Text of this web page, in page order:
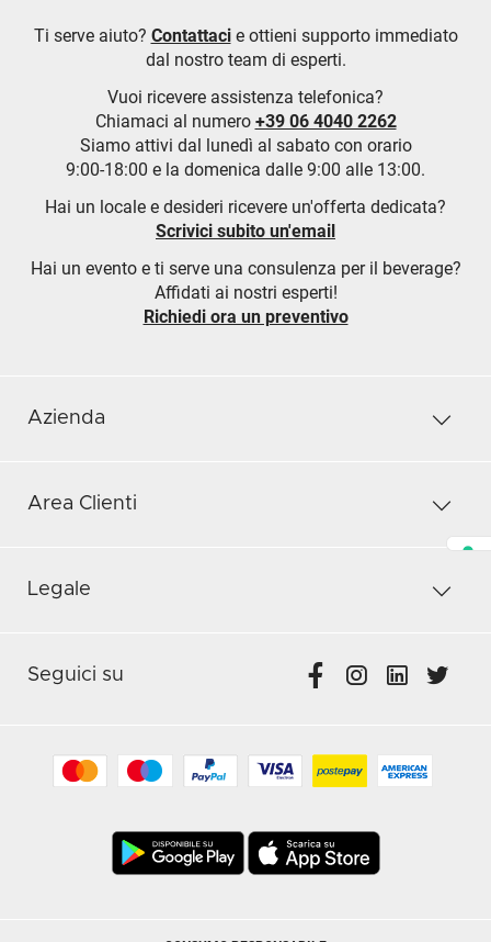
Ti serve aiuto? Contattacie ottieni supporto immediato
dal nostro team di esperti.
Vuoi ricevere assistenza telefonica?
Chiamaci al numero +39 06 4040 2262
Siamo attivi dal lunedì al sabato con orario
9:00-18:00 e la domenica dalle 9:00 alle 13:00.
Hai un locale e desideri ricevere un'offerta dedicata?
Scrivici subito un'email
Hai un evento e ti serve una consulenza per il beverage?
Affidati ai nostri esperti!
Richiedi ora un preventivo
Azienda
Area Clienti
Legale
Seguici su